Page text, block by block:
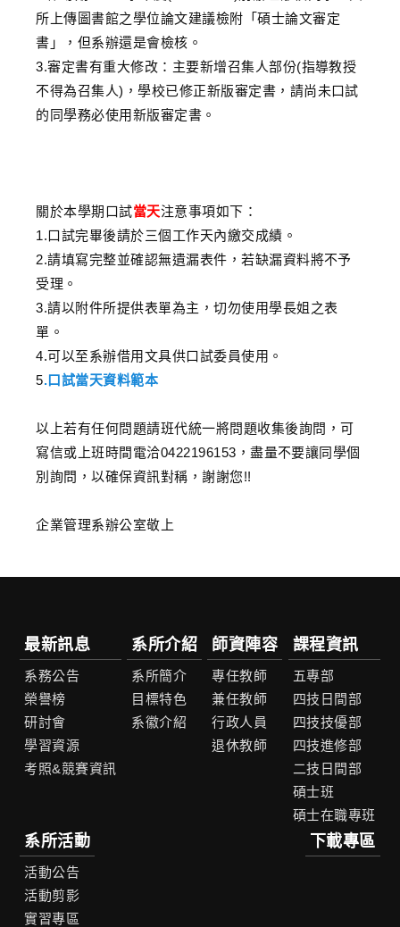
所上傳圖書館之學位論文建議檢附「碩士論文審定
書」，但系辦還是會檢核。
3.審定書有重大修改：主要新增召集人部份(指導教授
不得為召集人)，學校已修正新版審定書，請尚未口試
的同學務必使用新版審定書。
關於本學期口試當天注意事項如下：
1.口試完畢後請於三個工作天內繳交成績。
2.請填寫完整並確認無遺漏表件，若缺漏資料將不予
受理。
3.請以附件所提供表單為主，切勿使用學長姐之表
單。
4.可以至系辦借用文具供口試委員使用。
5.口試當天資料範本
以上若有任何問題請班代統一將問題收集後詢問，可
寫信或上班時間電洽0422196153，盡量不要讓同學個
別詢問，以確保資訊對稱，謝謝您!!
企業管理系辦公室敬上
最新訊息
系務公告
榮譽榜
研討會
學習資源
考照&競賽資訊
系所介紹
系所簡介
目標特色
系徽介紹
師資陣容
專任教師
兼任教師
行政人員
退休教師
課程資訊
五專部
四技日間部
四技技優部
四技進修部
二技日間部
碩士班
碩士在職專班
系所活動
活動公告
活動剪影
實習專區
下載專區